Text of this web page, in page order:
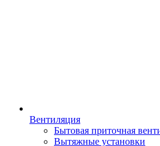
Вентиляция
Бытовая приточная
Вытяжные установки